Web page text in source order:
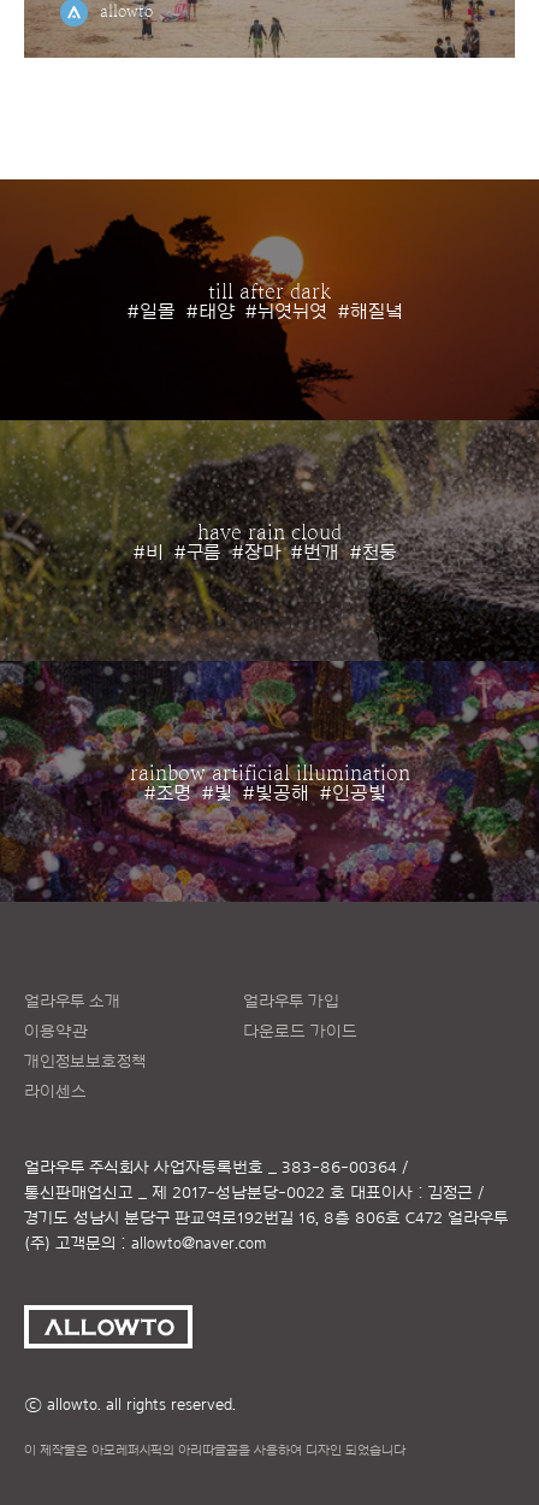
allowto
till after dark
#일몰 #태양 #뉘엿뉘엿 #해질녘
have rain cloud
#비 #구름 #장마 #번개 #천둥
rainbow artificial illumination
#조명 #빛 #빛공해 #인공빛
얼라우투 소개
이용약관
개인정보보호정책
라이센스
얼라우투 가입
다운로드 가이드
얼라우투 주식회사 사업자등록번호 _ 383-86-00364 /
통신판매업신고 _ 제 2017-성남분당-0022 호 대표이사 : 김정근 /
경기도 성남시 분당구 판교역로192번길 16, 8층 806호 C472 얼라우투
(주) 고객문의 : allowto@naver.com
ⓒ allowto. all rights reserved.
이 제작물은 아모레퍼시픽의 아리따글꼴을 사용하여 디자인 되었습니다